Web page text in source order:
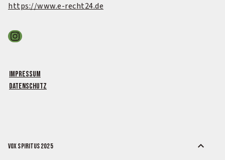
https://www.e-recht24.de
Instagram
Impressum
Datenschutz
Vox Spiritus 2025 expand_less